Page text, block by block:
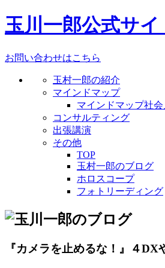
玉川一郎公式サイ
お問い合わせはこちら
玉村一郎の紹介
マインドマップ
マインドマップ社
コンサルティング
出張講演
その他
TOP
玉村一郎のブログ
ホロスコープ
フォトリーディング
『カメラを止めるな！』４